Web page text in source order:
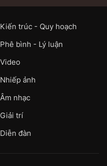
Kiến trúc - Quy hoạch
Phê bình - Lý luận
Video
Nhiếp ảnh
Âm nhạc
Giải trí
Diễn đàn